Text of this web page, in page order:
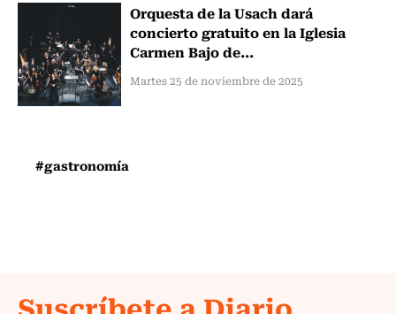
Orquesta de la Usach dará
concierto gratuito en la Iglesia
Carmen Bajo de...
Martes 25 de noviembre de 2025
#gastronomía